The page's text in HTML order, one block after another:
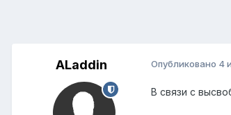
ALaddin Опубликовано 4
В связи с